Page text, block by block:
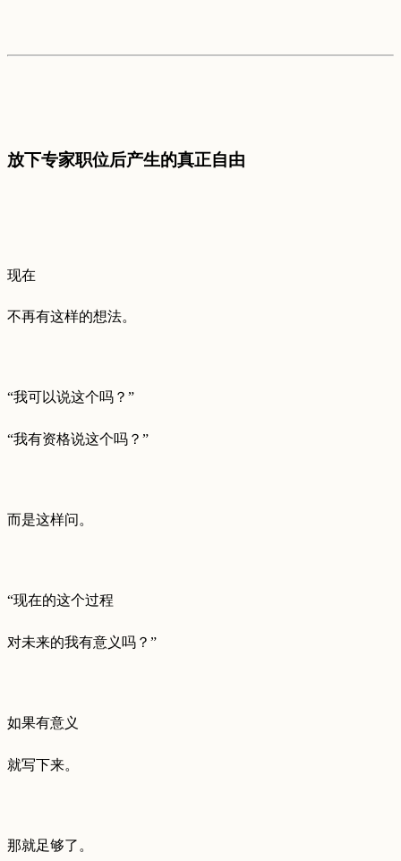
放下专家职位后产生的真正自由
现在
不再有这样的想法。
“我可以说这个吗？”
“我有资格说这个吗？”
而是这样问。
“现在的这个过程
对未来的我有意义吗？”
如果有意义
就写下来。
那就足够了。